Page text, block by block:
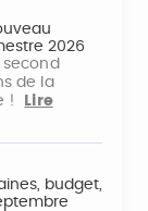
2026
de la
!
Lire
budget,